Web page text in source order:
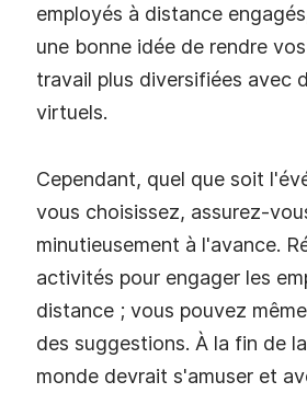
employés à distance
une bonne idée de rendre
travail plus diversifiées avec
virtuels.
Cependant, quel que soit
vous choisissez, assurez-
minutieusement à l'avance.
activités pour engager les
distance ; vous pouvez
des suggestions. À la fin de
monde devrait s'amuser et